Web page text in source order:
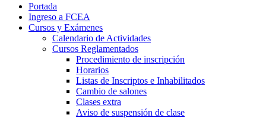
Portada
Ingreso a FCEA
Cursos y Exámenes
Calendario de Actividades
Cursos Reglamentados
Procedimiento de inscripción
Horarios
Listas de Inscriptos e Inhabilitados
Cambio de salones
Clases extra
Aviso de suspensión de clase